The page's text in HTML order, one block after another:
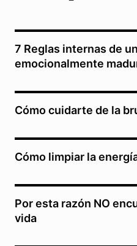
7 Reglas internas de
emocionalmente
Cómo cuidarte de la
Cómo limpiar la
Por esta razón NO
vida